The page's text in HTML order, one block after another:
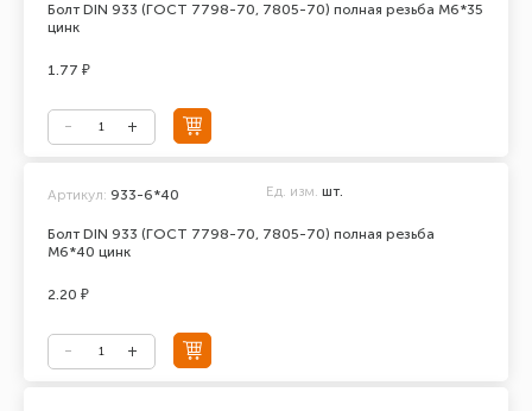
Болт DIN 933 (ГОСТ 7798-70, 7805-70) полная резьба М6*35
цинк
1.77 ₽
Болт DIN 933 (ГОСТ 7798-70, 7805-70) полная резьба
М6*40 цинк
Артикул: 933-6*40 Ед. изм. шт.
2.20 ₽